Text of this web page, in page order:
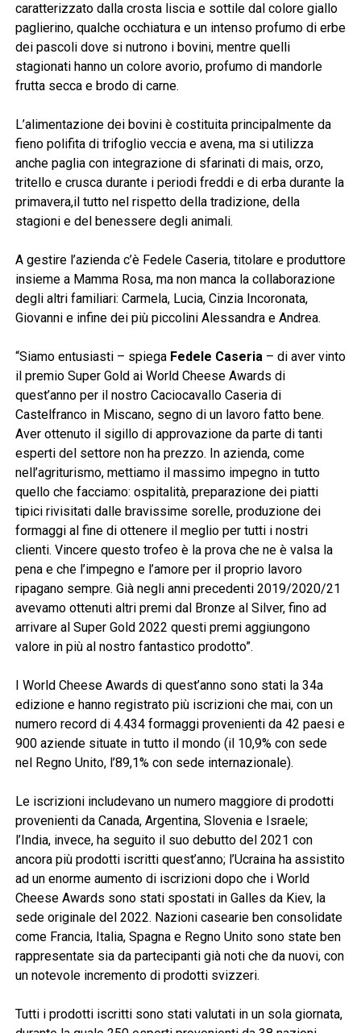
caratterizzato dalla crosta liscia e sottile dal colore giallo
paglierino, qualche occhiatura e un intenso profumo di erbe
dei pascoli dove si nutrono i bovini, mentre quelli
stagionati hanno un colore avorio, profumo di mandorle
frutta secca e brodo di carne.
L’alimentazione dei bovini è costituita principalmente da
fieno polifita di trifoglio veccia e avena, ma si utilizza
anche paglia con integrazione di sfarinati di mais, orzo,
tritello e crusca durante i periodi freddi e di erba durante la
primavera,il tutto nel rispetto della tradizione, della
stagioni e del benessere degli animali.
A gestire l’azienda c’è Fedele Caseria, titolare e produttore
insieme a Mamma Rosa, ma non manca la collaborazione
degli altri familiari: Carmela, Lucia, Cinzia Incoronata,
Giovanni e infine dei più piccolini Alessandra e Andrea.
“Siamo entusiasti – spiega Fedele Caseria– di aver vinto
il premio Super Gold ai World Cheese Awards di
quest’anno per il nostro Caciocavallo Caseria di
Castelfranco in Miscano, segno di un lavoro fatto bene.
Aver ottenuto il sigillo di approvazione da parte di tanti
esperti del settore non ha prezzo. In azienda, come
nell’agriturismo, mettiamo il massimo impegno in tutto
quello che facciamo: ospitalità, preparazione dei piatti
tipici rivisitati dalle bravissime sorelle, produzione dei
formaggi al fine di ottenere il meglio per tutti i nostri
clienti. Vincere questo trofeo è la prova che ne è valsa la
pena e che l’impegno e l’amore per il proprio lavoro
ripagano sempre. Già negli anni precedenti 2019/2020/21
avevamo ottenuti altri premi dal Bronze al Silver, fino ad
arrivare al Super Gold 2022 questi premi aggiungono
valore in più al nostro fantastico prodotto”.
I World Cheese Awards di quest’anno sono stati la 34a
edizione e hanno registrato più iscrizioni che mai, con un
numero record di 4.434 formaggi provenienti da 42 paesi e
900 aziende situate in tutto il mondo (il 10,9% con sede
nel Regno Unito, l’89,1% con sede internazionale).
Le iscrizioni includevano un numero maggiore di prodotti
provenienti da Canada, Argentina, Slovenia e Israele;
l’India, invece, ha seguito il suo debutto del 2021 con
ancora più prodotti iscritti quest’anno; l’Ucraina ha assistito
ad un enorme aumento di iscrizioni dopo che i World
Cheese Awards sono stati spostati in Galles da Kiev, la
sede originale del 2022. Nazioni casearie ben consolidate
come Francia, Italia, Spagna e Regno Unito sono state ben
rappresentate sia da partecipanti già noti che da nuovi, con
un notevole incremento di prodotti svizzeri.
Tutti i prodotti iscritti sono stati valutati in un sola giornata,